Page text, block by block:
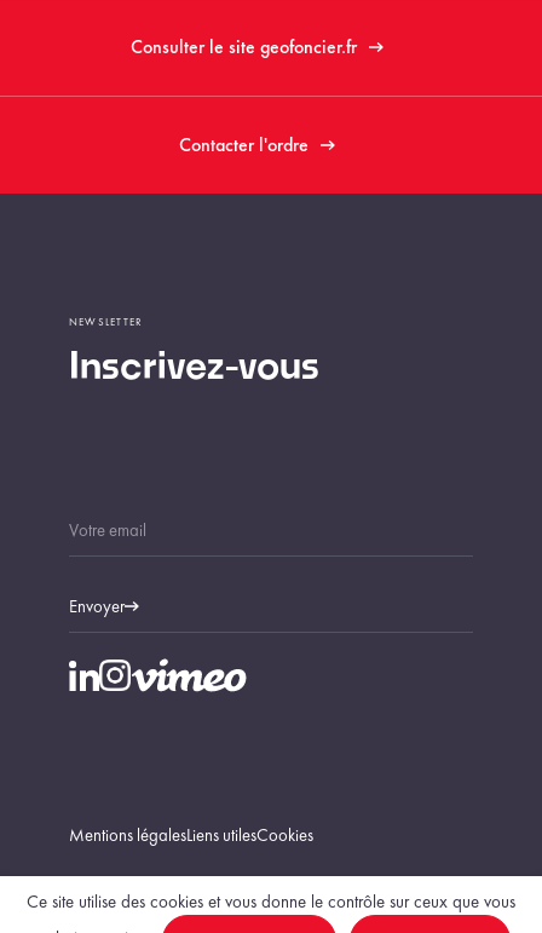
Consulter le site geofoncier.fr
Contacter l'ordre
Inscrivez-vous
NEWSLETTER
Envoyer
Mentions légalesLiens utilesCookies
Ce site utilise des cookies et vous donne le contrôle sur ceux que vous